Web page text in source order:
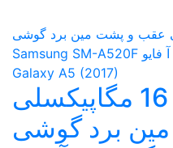
ماژول دوربین 16 مگاپیکسلی
برد گوشی